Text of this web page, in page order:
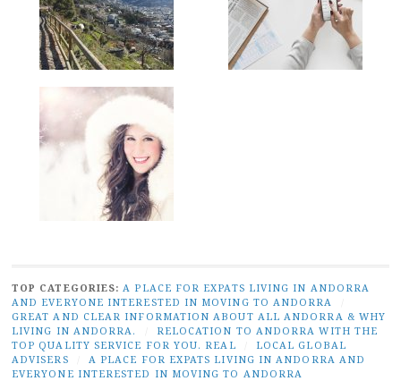
TOP CATEGORIES:A PLACE FOR EXPATS LIVING IN ANDORRA
AND EVERYONE INTERESTED IN MOVING TO ANDORRA
GREAT AND CLEAR INFORMATION ABOUT ALL ANDORRA & WHY
LIVING IN ANDORRA.
RELOCATION TO ANDORRA WITH THE
TOP QUALITY SERVICE FOR YOU. REAL
LOCAL GLOBAL
ADVISERS
A PLACE FOR EXPATS LIVING IN ANDORRA AND
EVERYONE INTERESTED IN MOVING TO ANDORRA